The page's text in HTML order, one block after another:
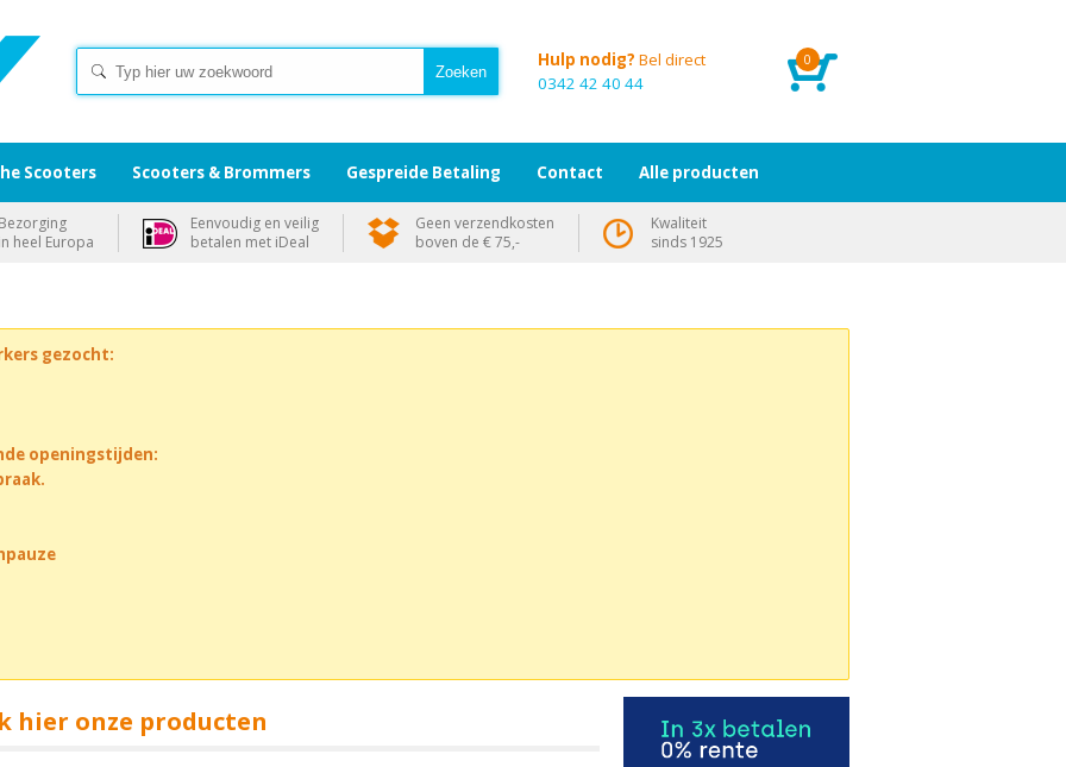
0
Hulp nodig? Bel direct
0342 42 40 44
gezocht:
openingstijden:
hier onze producten
Scooters Scooters & Brommers Gespreide Betaling Contact Alle producten
Bezorging
in heel Europa
Eenvoudig en veilig
betalen met iDeal
Geen verzendkosten
boven de € 75,-
Kwaliteit
sinds 1925